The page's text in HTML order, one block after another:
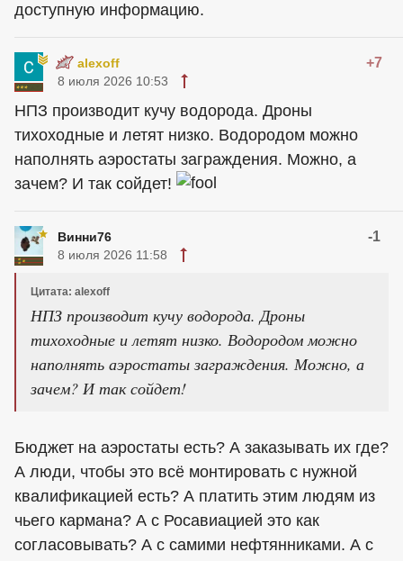
доступную информацию.
alexoff +7
8 июля 2026 10:53
НПЗ производит кучу водорода. Дроны
тихоходные и летят низко. Водородом можно
наполнять аэростаты заграждения. Можно, а
зачем? И так сойдет!
Винни76 -1
8 июля 2026 11:58
Цитата: alexoff
НПЗ производит кучу водорода. Дроны
тихоходные и летят низко. Водородом можно
наполнять аэростаты заграждения. Можно, а
зачем? И так сойдет!
Бюджет на аэростаты есть? А заказывать их где?
А люди, чтобы это всё монтировать с нужной
квалификацией есть? А платить этим людям из
чьего кармана? А с Росавиацией это как
согласовывать? А с самими нефтянниками. А с